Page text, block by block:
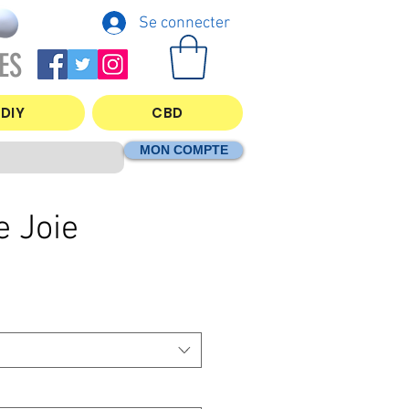
Se connecter
DIY CBD
MON COMPTE
Joie